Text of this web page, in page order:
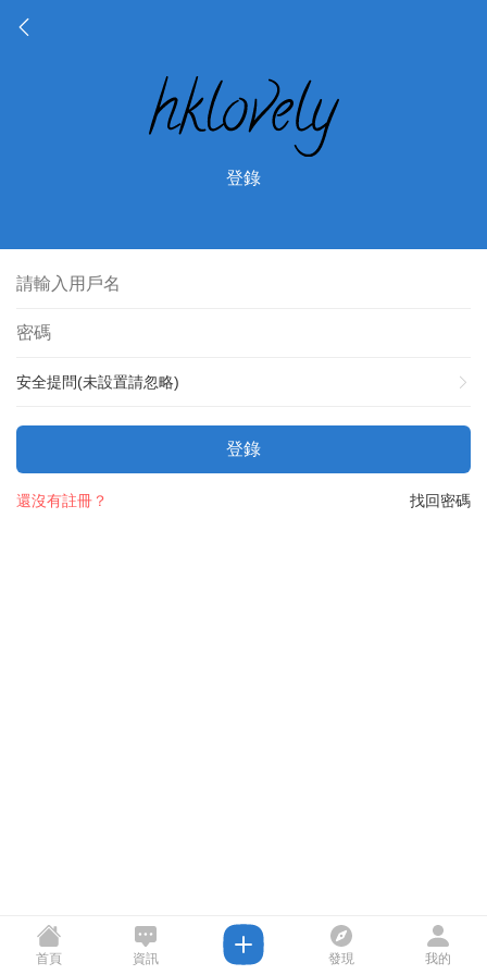
登錄
安全提問(未設置請忽略)
登錄
找回密碼
還沒有註冊？
首頁 資訊 發現 我的